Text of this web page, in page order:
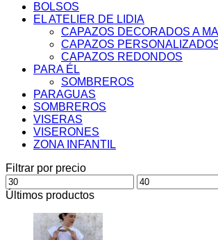
BOLSOS
EL ATELIER DE LIDIA
CAPAZOS DECORADOS A
CAPAZOS
CAPAZOS REDONDOS
PARA ÉL
SOMBREROS
PARAGUAS
SOMBREROS
VISERAS
VISERONES
ZONA INFANTIL
Filtrar por precio
Precio
mínimo
Precio
máximo
Últimos productos